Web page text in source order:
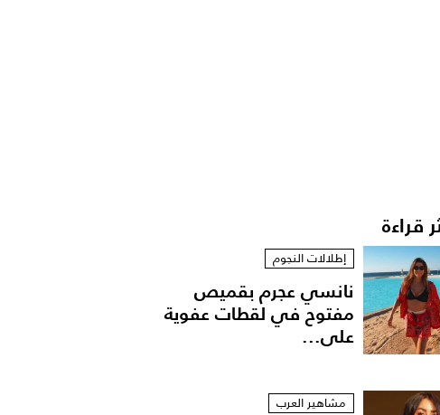
قراءة
إطلالات النجوم
نانسي عجرم بقميص
مفتوح في لقطات عفوية
على...
مشاهير العرب